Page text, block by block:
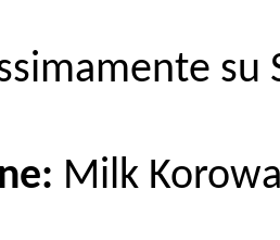
su
Milk